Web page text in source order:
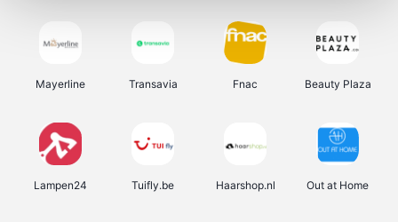
Mayerline Transavia Fnac Beauty Plaza
Lampen24 Tuifly.be Haarshop.nl Out at Home